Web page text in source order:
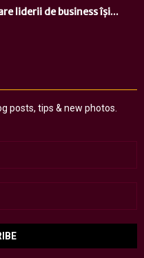
liderii de business își...
posts, tips & new photos.